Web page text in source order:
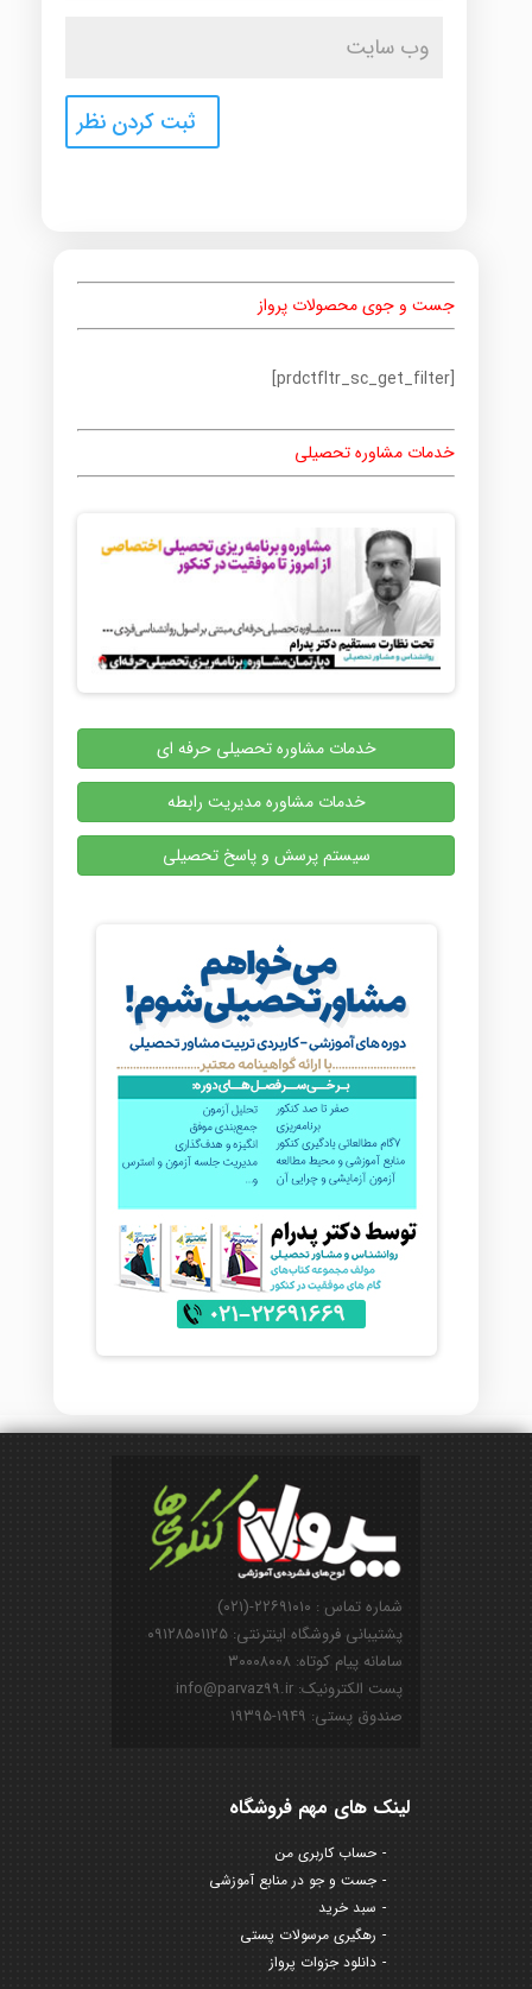
جست و جوی محصولات پرواز
[prdctfltr_sc_get_filter]
خدمات مشاوره تحصیلی
خدمات مشاوره تحصیلی حرفه ای
خدمات مشاوره مدیریت رابطه
سیستم پرسش و پاسخ تحصیلی
شماره تماس : ۲۲۶۹۱۰۱۰-(۰۲۱)
پشتیبانی فروشگاه اینترنتی: ۰۹۱۲۸۵۰۱۱۲۵
سامانه پیام کوتاه: ۳۰۰۰۸۰۰۸
پست الکترونیک: info@parvaz99.ir
صندوق پستی: ۱۹۴۹-۱۹۳۹۵
لینک های مهم فروشگاه
حساب کاربری من
جست و جو در منابع آموزشی
سبد خرید
رهگیری مرسولات پستی
دانلود جزوات پرواز